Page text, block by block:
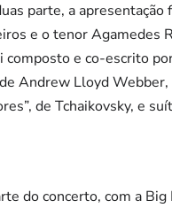
parte, a
e o tenor Agamedes
composto e co-escrito
Andrew Lloyd
de Tchaikovsky, e
do concerto, com a Big